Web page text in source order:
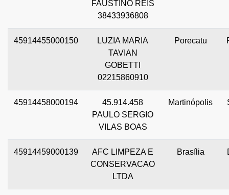
FAUSTINO REIS
38433936808
45914455000150
LUZIA MARIA
TAVIAN
GOBETTI
02215860910
Porecatu
45914458000194
45.914.458
PAULO SERGIO
VILAS BOAS
Martinópolis
45914459000139
AFC LIMPEZA E
CONSERVACAO
LTDA
Brasília